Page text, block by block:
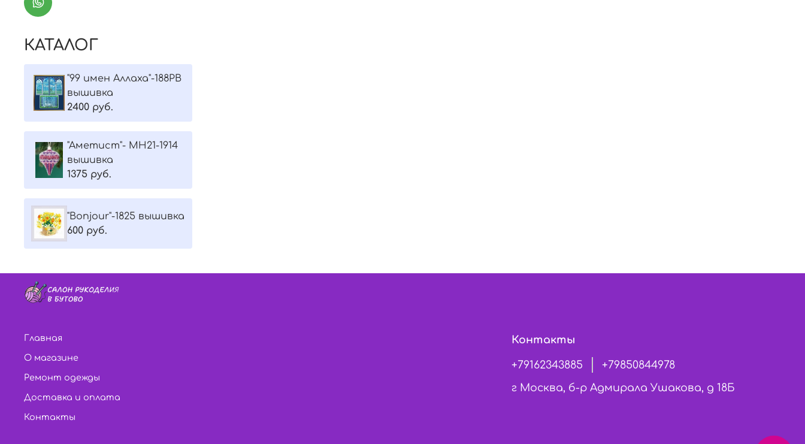
КАТАЛОГ
"99 имен Аллаха"-188РВ
вышивка
2400 руб.
"Aметист"- МH21-1914
вышивка
1375 руб.
"Bonjour"-1825 вышивка
600 руб.
Главная
О магазине
Ремонт одежды
Доставка и оплата
Контакты
Контакты
+79162343885
+79850844978
г Москва, б-р Адмирала Ушакова, д 18Б